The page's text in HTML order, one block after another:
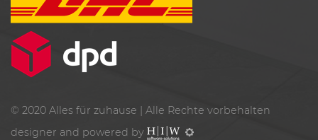
© 2020 Alles für zuhause | Alle Rechte vorbehalten
designer and powered by